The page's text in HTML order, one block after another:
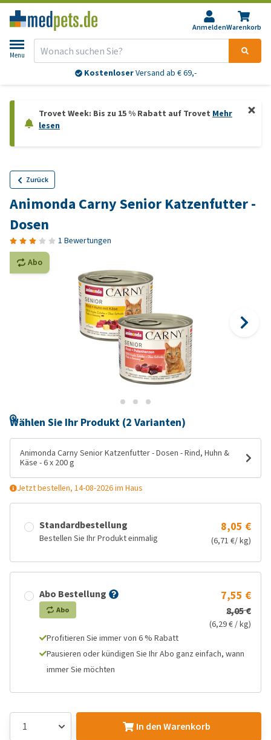
AnmeldenWarenkorb
Menu
KostenloserVersand ab € 69,-
Trovet Week: Bis zu 15 % Rabatt auf Trovet Mehr
lesen
Zurück
Animonda Carny Senior Katzenfutter -
Dosen
1 Bewertungen
Abo
Wählen Sie Ihr Produkt (2 Varianten)
Animonda Carny Senior Katzenfutter - Dosen - Rind, Huhn &
Käse - 6 x 200 g
Jetzt bestellen, 14-08-2026 im Haus
Standardbestellung
Bestellen Sie Ihr Produkt einmalig
8,05 €
(6,71 €/ kg)
Abo Bestellung
Abo
7,55 €
8,05 €
(6,29 € / kg)
Profitieren Sie immer von 6 % Rabatt
Pausieren oder kündigen Sie Ihr Abo ganz einfach, wann
immer Sie möchten
In den Warenkorb